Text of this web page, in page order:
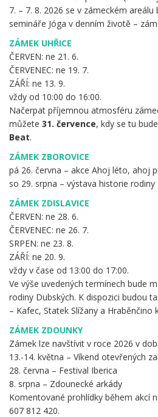
7. – 7. 8. 2026 se v zámeckém
semináře Jóga v denním životě –
ZÁMEK UHŘICE
ČERVEN: ne 21. 6.
ČERVENEC: ne 19. 7.
ZÁŘÍ: ne 13. 9.
vždy od 10:00 do 16:00.
Načerpat příjemnou atmosféru
můžete 31. července, kdy se tu
Beat.
ZÁMEK ZBOROVICE
pá 26. června – akce Ahoj léto, ahoj
so 29. srpna – výstava historie rodiny
ZÁMEK ZDISLAVICE
ČERVEN: ne 28. 6.
ČERVENEC: ne 26. 7.
SRPEN: ne 23. 8.
ZÁŘÍ: ne 20. 9.
vždy v čase od 13:00 do 17:00.
Ve výše uvedených termínech bude
rodiny Dubských. K dispozici budou
– Kafec, Statek Slížany a Hraběnčino
ZÁMEK ZDOUNKY
Zámek lze navštívit v roce 2026 v
13.-14. května – Víkend otevřených
28. června – Festival Iberica
8. srpna – Zdounecké arkády
Komentované prohlídky během akcí
607 812 420.